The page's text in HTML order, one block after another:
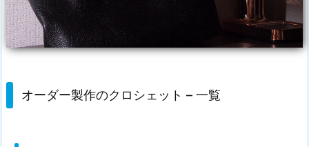
オーダー製作のクロシェット – 一覧